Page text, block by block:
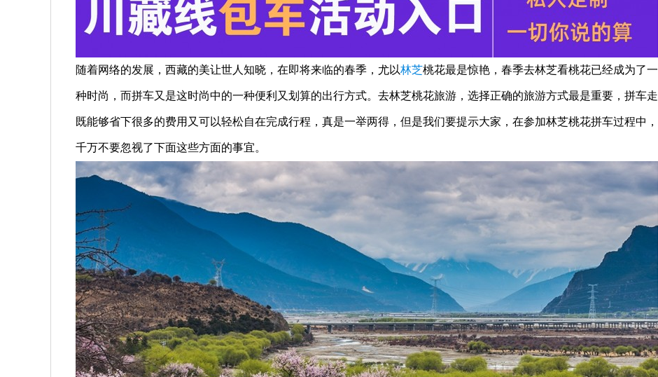
随着网络的发展，西藏的美让世人知晓，在即将来临的春季，尤以林芝桃花最是惊艳，春季去林芝看桃花已经成为了一
种时尚，而拼车又是这时尚中的一种便利又划算的出行方式。去林芝桃花旅游，选择正确的旅游方式最是重要，拼车走
既能够省下很多的费用又可以轻松自在完成行程，真是一举两得，但是我们要提示大家，在参加林芝桃花拼车过程中，
千万不要忽视了下面这些方面的事宜。